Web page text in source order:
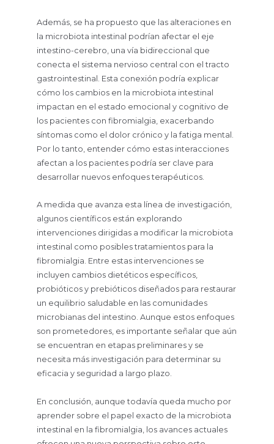
Además, se ha propuesto que las alteraciones en
la microbiota intestinal podrían afectar el eje
intestino-cerebro, una vía bidireccional que
conecta el sistema nervioso central con el tracto
gastrointestinal. Esta conexión podría explicar
cómo los cambios en la microbiota intestinal
impactan en el estado emocional y cognitivo de
los pacientes con fibromialgia, exacerbando
síntomas como el dolor crónico y la fatiga mental.
Por lo tanto, entender cómo estas interacciones
afectan a los pacientes podría ser clave para
desarrollar nuevos enfoques terapéuticos.
A medida que avanza esta línea de investigación,
algunos científicos están explorando
intervenciones dirigidas a modificar la microbiota
intestinal como posibles tratamientos para la
fibromialgia. Entre estas intervenciones se
incluyen cambios dietéticos específicos,
probióticos y prebióticos diseñados para restaurar
un equilibrio saludable en las comunidades
microbianas del intestino. Aunque estos enfoques
son prometedores, es importante señalar que aún
se encuentran en etapas preliminares y se
necesita más investigación para determinar su
eficacia y seguridad a largo plazo.
En conclusión, aunque todavía queda mucho por
aprender sobre el papel exacto de la microbiota
intestinal en la fibromialgia, los avances actuales